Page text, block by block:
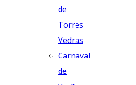
de
Torres
Vedras
Carnaval
de